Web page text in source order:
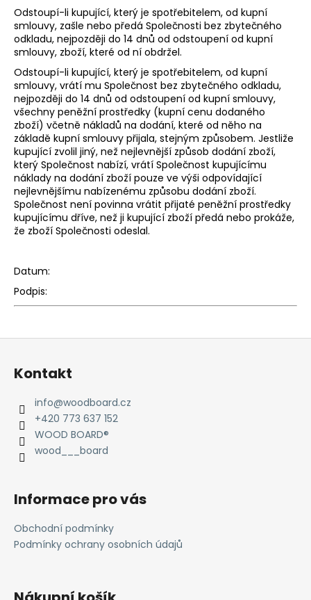
Odstoupí-li kupující, který je spotřebitelem, od kupní
smlouvy, zašle nebo předá Společnosti bez zbytečného
odkladu, nejpozději do 14 dnů od odstoupení od kupní
smlouvy, zboží, které od ní obdržel.
Odstoupí-li kupující, který je spotřebitelem, od kupní
smlouvy, vrátí mu Společnost bez zbytečného odkladu,
nejpozději do 14 dnů od odstoupení od kupní smlouvy,
všechny peněžní prostředky (kupní cenu dodaného
zboží) včetně nákladů na dodání, které od něho na
základě kupní smlouvy přijala, stejným způsobem. Jestliže
kupující zvolil jiný, než nejlevnější způsob dodání zboží,
který Společnost nabízí, vrátí Společnost kupujícímu
náklady na dodání zboží pouze ve výši odpovídající
nejlevnějšímu nabízenému způsobu dodání zboží.
Společnost není povinna vrátit přijaté peněžní prostředky
kupujícímu dříve, než ji kupující zboží předá nebo prokáže,
že zboží Společnosti odeslal.
Datum:
Podpis:
Z
Kontakt
info@woodboard.cz
+420 773 637 152
WOOD BOARD®
wood___board
Informace pro vás
Obchodní podmínky
Podmínky ochrany osobních údajů